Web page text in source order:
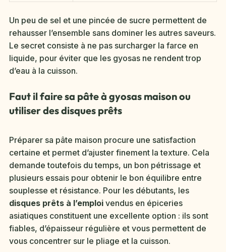
Un peu de sel et une pincée de sucre permettent de
rehausser l’ensemble sans dominer les autres saveurs.
Le secret consiste à ne pas surcharger la farce en
liquide, pour éviter que les gyosas ne rendent trop
d’eau à la cuisson.
Faut il faire sa pâte à gyosas maison ou
utiliser des disques prêts
Préparer sa pâte maison procure une satisfaction
certaine et permet d’ajuster finement la texture. Cela
demande toutefois du temps, un bon pétrissage et
plusieurs essais pour obtenir le bon équilibre entre
souplesse et résistance. Pour les débutants, les
disques prêts à l’emploi vendus en épiceries
asiatiques constituent une excellente option : ils sont
fiables, d’épaisseur régulière et vous permettent de
vous concentrer sur le pliage et la cuisson.